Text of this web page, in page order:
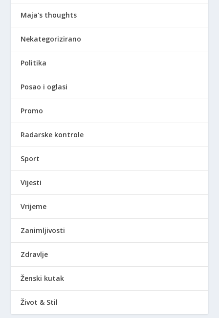
Maja's thoughts
Nekategorizirano
Politika
Posao i oglasi
Promo
Radarske kontrole
Sport
Vijesti
Vrijeme
Zanimljivosti
Zdravlje
Ženski kutak
Život & Stil